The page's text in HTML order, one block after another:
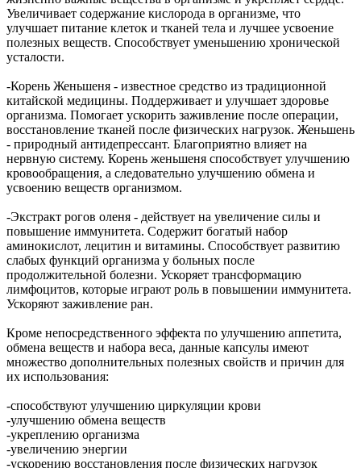
Увеличивает содержание кислорода в организме, что
улучшает питание клеток и тканей тела и лучшее усвоение
полезных веществ. Способствует уменьшению хронической
усталости.
-Корень Женьшеня - известное средство из традиционной
китайской медицины. Поддерживает и улучшает здоровье
организма. Помогает ускорить заживление после операции,
восстановление тканей после физических нагрузок. Женьшень
- природный антидепрессант. Благоприятно влияет на
нервную систему. Корень женьшеня способствует улучшению
кровообращения, а следовательно улучшению обмена и
усвоению веществ организмом.
-Экстракт рогов оленя - действует на увеличение силы и
повышение иммунитета. Содержит богатый набор
аминокислот, лецитин и витамины. Способствует развитию
слабых функций организма у больных после
продолжительной болезни. Ускоряет трансформацию
лимфоцитов, которые играют роль в повышении иммунитета.
Ускоряют заживление ран.
Кроме непосредственного эффекта по улучшению аппетита,
обмена веществ и набора веса, данные капсулы имеют
множество дополнительных полезных свойств и причин для
их использования:
-способствуют улучшению циркуляции крови
-улучшению обмена веществ
-укреплению организма
-увеличению энергии
-ускорению восстановления после физических нагрузок